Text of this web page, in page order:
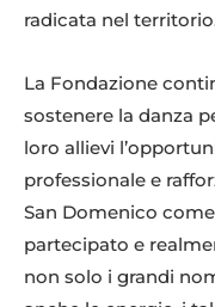
radicata nel
La Fondazione
sostenere la danza
loro allievi
professionale e
San Domenico
partecipato e
non solo i grandi